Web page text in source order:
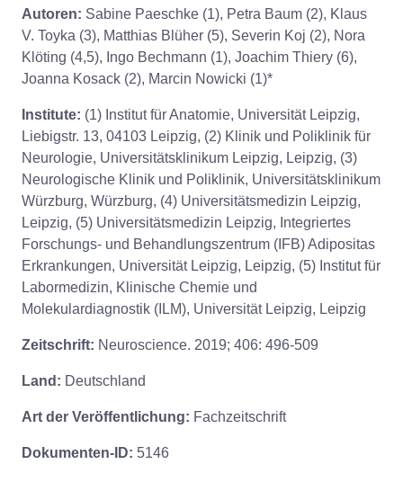
Autoren: Sabine Paeschke (1), Petra Baum (2), Klaus
V. Toyka (3), Matthias Blüher (5), Severin Koj (2), Nora
Klöting (4,5), Ingo Bechmann (1), Joachim Thiery (6),
Joanna Kosack (2), Marcin Nowicki (1)*
Institute: (1) Institut für Anatomie, Universität Leipzig,
Liebigstr. 13, 04103 Leipzig, (2) Klinik und Poliklinik für
Neurologie, Universitätsklinikum Leipzig, Leipzig, (3)
Neurologische Klinik und Poliklinik, Universitätsklinikum
Würzburg, Würzburg, (4) Universitätsmedizin Leipzig,
Leipzig, (5) Universitätsmedizin Leipzig, Integriertes
Forschungs- und Behandlungszentrum (IFB) Adipositas
Erkrankungen, Universität Leipzig, Leipzig, (5) Institut für
Labormedizin, Klinische Chemie und
Molekulardiagnostik (ILM), Universität Leipzig, Leipzig
Zeitschrift: Neuroscience. 2019; 406: 496-509
Land: Deutschland
Art der Veröffentlichung: Fachzeitschrift
Dokumenten-ID: 5146